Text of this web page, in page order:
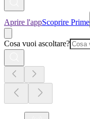
Aprire l'appScoprire Prime
Cosa vuoi ascoltare?